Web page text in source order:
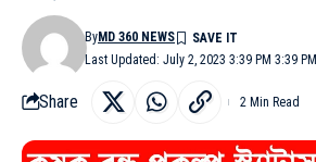
Last Updated: July 2, 2023 3:39 PM 3:39 PM
ByMD 360 NEWS
Share 2 Min Read